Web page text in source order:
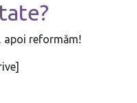
apoi reformăm!